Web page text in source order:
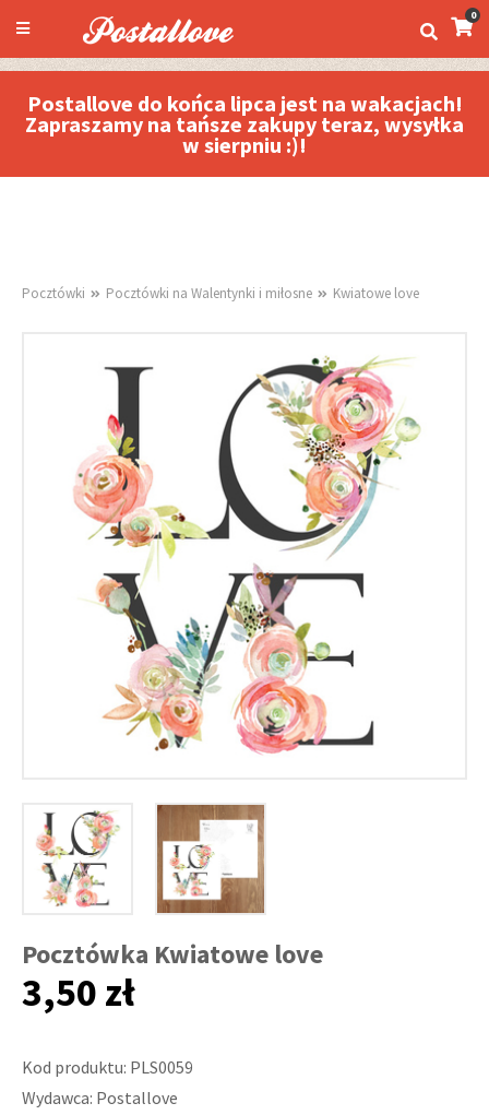
0
Postallove do końca lipca jest na wakacjach!
Zapraszamy na tańsze zakupy teraz, wysyłka
w sierpniu :)!
Pocztówki Pocztówki na Walentynki i miłosne Kwiatowe love
Pocztówka Kwiatowe love
3,50 zł
Kod produktu: PLS0059
Wydawca: Postallove